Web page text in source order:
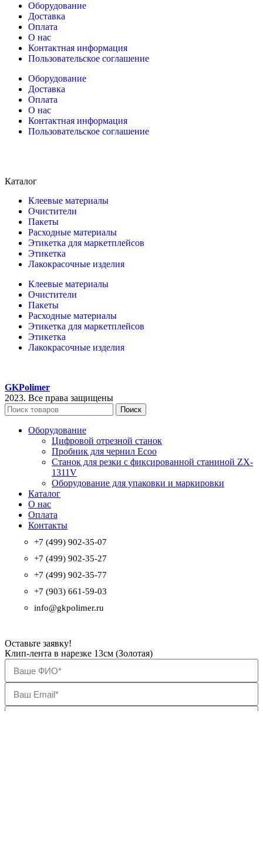
Оборудование
Доставка
Оплата
О нас
Контактная информация
Пользовательское соглашение
Оборудование
Доставка
Оплата
О нас
Контактная информация
Пользовательское соглашение
Каталог
Клеевые материалы
Очистители
Пакеты
Расходные материалы
Этикетка для маркетплейсов
Этикетка
Лакокрасочные изделия
Клеевые материалы
Очистители
Пакеты
Расходные материалы
Этикетка для маркетплейсов
Этикетка
Лакокрасочные изделия
GKPolimer
2023. Все права защищены
Поиск
Оборудование
Цифровой отрезной станок
Пробник для чернил Ecoo
Станок для резки с фиксированной станиной ZX-
1311V
Оборудование для упаковки и маркировки
Каталог
О нас
Оплата
Контакты
+7 (499) 902-35-07
+7 (499) 902-35-27
+7 (499) 902-35-77
+7 (903) 661-59-03
info@gkpolimer.ru
Оставьте заявку!
Клип-лента в нарезке 13см (Золотая)